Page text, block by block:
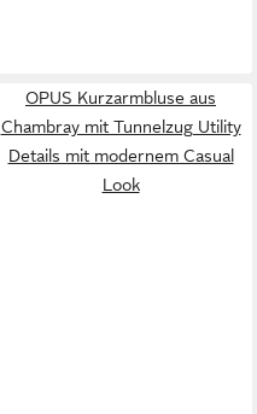
OPUS Kurzarmbluse aus
Chambray mit Tunnelzug Utility
Details mit modernem Casual
Look